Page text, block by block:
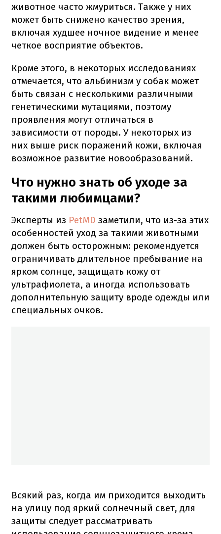
животное часто жмуриться. Также у них
может быть снижено качество зрения,
включая худшее ночное видение и менее
четкое восприятие объектов.
Кроме этого, в некоторых исследованиях
отмечается, что альбинизм у собак может
быть связан с несколькими различными
генетическими мутациями, поэтому
проявления могут отличаться в
зависимости от породы. У некоторых из
них выше риск поражений кожи, включая
возможное развитие новообразований.
Что нужно знать об уходе за
такими любимцами?
Эксперты из PetMD заметили, что из-за этих
особенностей уход за такими животными
должен быть осторожным: рекомендуется
ограничивать длительное пребывание на
ярком солнце, защищать кожу от
ультрафиолета, а иногда использовать
дополнительную защиту вроде одежды или
специальных очков.
Всякий раз, когда им приходится выходить
на улицу под яркий солнечный свет, для
защиты следует рассматривать